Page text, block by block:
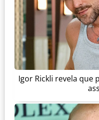
Igor Rickli revela que